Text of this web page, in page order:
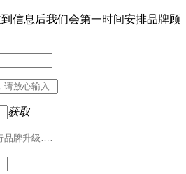
信息后我们会第一时间安排品牌顾
获取